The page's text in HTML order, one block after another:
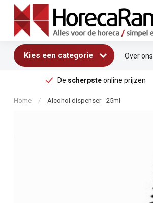
Kies een categorie Over ons
De scherpsteonline prijzen
Home / Alcohol dispenser - 25ml